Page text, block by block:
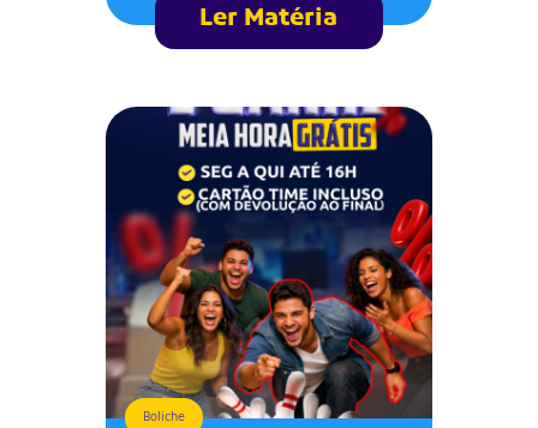
Ler Matéria
Boliche